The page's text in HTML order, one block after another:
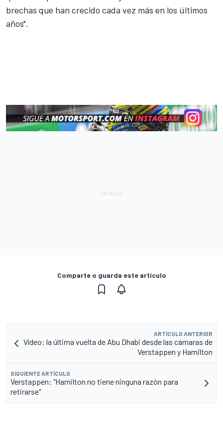
brechas que han crecido cada vez más en los últimos
años".
Comparte o guarda este artículo
ARTÍCULO ANTERIOR
Vídeo: la última vuelta de Abu Dhabi desde las cámaras de
Verstappen y Hamilton
SIGUIENTE ARTÍCULO
Verstappen: "Hamilton no tiene ninguna razón para
retirarse"